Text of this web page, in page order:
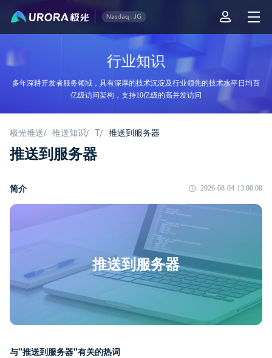
行业知识
多年深耕开发者服务领域，具有深厚的技术沉淀及行业领先的技术水平日均百
亿级访问架构，支持10亿级的高并发访问
极光推送/ 推送知识/ T/ 推送到服务器
推送到服务器
简介 2026-08-04 13:00:00
推送到服务器
与"推送到服务器"有关的热词